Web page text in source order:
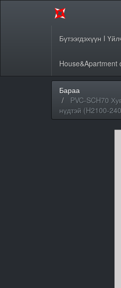
Бүтээгдэхүүн I
House&Apartment
Бараа
PVC-SCH70
нүдтэй (H2100-